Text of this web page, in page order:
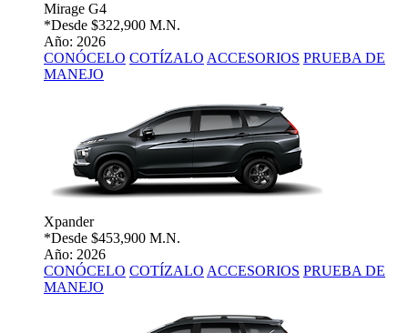
Mirage G4
*Desde $322,900 M.N.
Año: 2026
CONÓCELO COTÍZALO ACCESORIOS PRUEBA DE
MANEJO
Xpander
*Desde $453,900 M.N.
Año: 2026
CONÓCELO COTÍZALO ACCESORIOS PRUEBA DE
MANEJO